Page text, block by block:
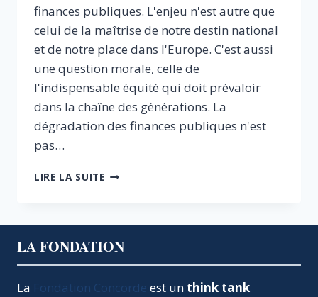
finances publiques. L'enjeu n'est autre que
celui de la maîtrise de notre destin national
et de notre place dans l'Europe. C'est aussi
une question morale, celle de
l'indispensable équité qui doit prévaloir
dans la chaîne des générations. La
dégradation des finances publiques n'est
pas…
LIRE LA SUITEMAÎTRISER
NOTRE
AVENIR
LA FONDATION
La Fondation Concorde est un think tank